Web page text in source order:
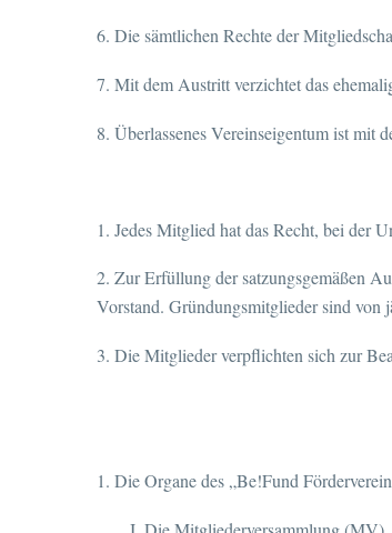
6. Die sämtlichen Rechte der
7. Mit dem Austritt verzichtet das
8. Überlassenes Vereinseigentum ist mit
1. Jedes Mitglied hat das Recht, bei der
2. Zur Erfüllung der satzungsgemäßen
Vorstand. Gründungsmitglieder sind von
3. Die Mitglieder verpflichten sich zur
1. Die Organe des „Be!Fund